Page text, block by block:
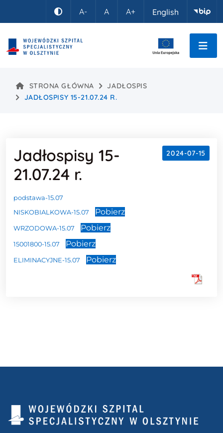
Kontrast
A- A A+ English
STRONA GŁÓWNA
JADŁOSPIS
JADŁOSPISY 15-21.07.24 R.
2024-07-15
Jadłospisy 15-
21.07.24 r.
Treść wpisu
podstawa-15.07
NISKOBIALKOWA-15.07
Pobierz
WRZODOWA-15.07 Pobierz
15001800-15.07 Pobierz
ELIMINACYJNE-15.07 Pobierz